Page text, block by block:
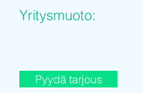
Yritysmuoto:
Pyydä tarjous